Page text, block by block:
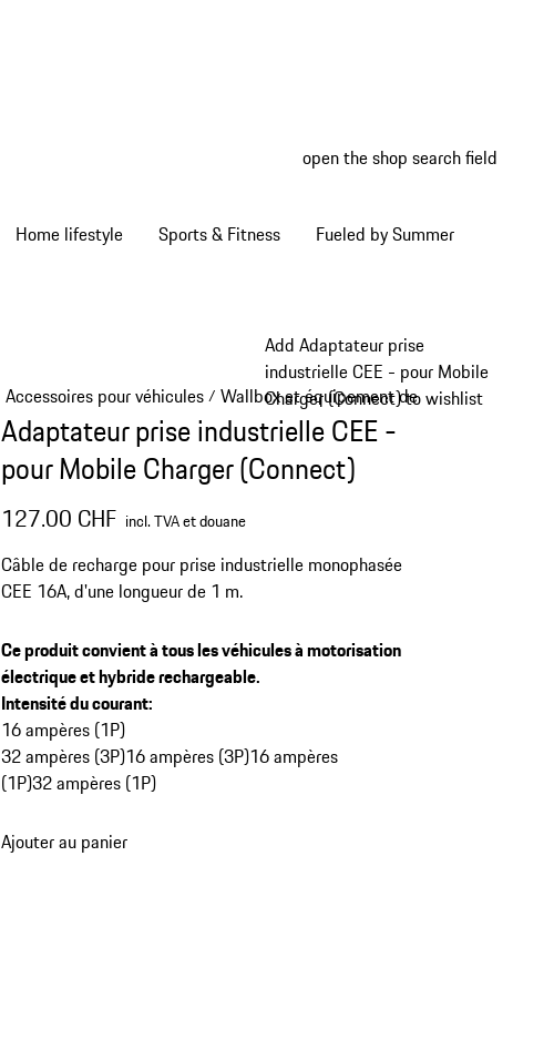
open the shop search field
Home lifestyle Sports & Fitness Fueled by Summer
Add Adaptateur prise
industrielle CEE - pour Mobile
Charger (Connect) to wishlist
Accessoires pour véhicules/ Wallbox et équipement de recharge
Adaptateur prise industrielle CEE -
pour Mobile Charger (Connect)
127.00 CHF incl. TVA et douane
Câble de recharge pour prise industrielle monophasée
CEE 16A, d'une longueur de 1 m.
Ce produit convient à tous les véhicules à motorisation
électrique et hybride rechargeable.
Intensité du courant:
16 ampères (1P)
32 ampères (3P)16 ampères (3P)16 ampères
(1P)32 ampères (1P)
Ajouter au panier